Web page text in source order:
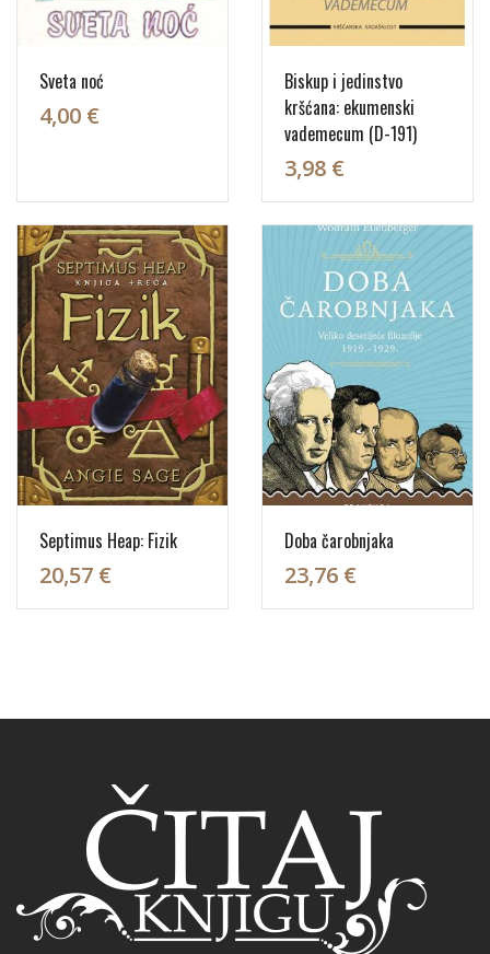
Sveta noć
4,00 €
Biskup i jedinstvo
kršćana: ekumenski
vademecum (D-191)
3,98 €
Septimus Heap: Fizik
20,57 €
Doba čarobnjaka
23,76 €